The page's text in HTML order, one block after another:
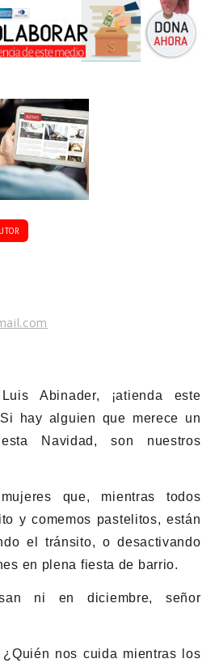
Abinader, ¡atienda este
Si hay alguien que merece un
Navidad, son nuestros
que, mientras todos
y comemos pastelitos, están
el tránsito, o desactivando
en plena fiesta de barrio.
ni en diciembre, señor
nos cuida mientras los